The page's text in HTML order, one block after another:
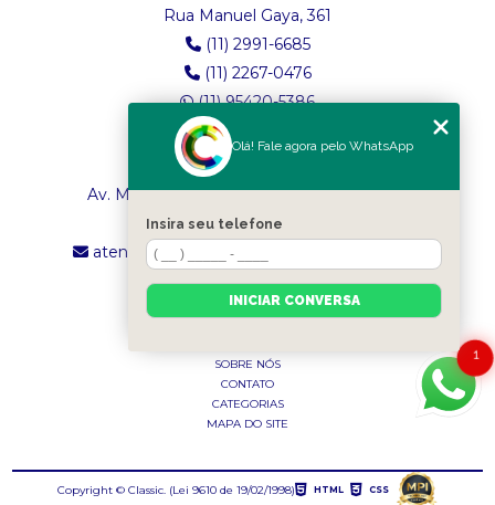
Rua Manuel Gaya, 361
(11) 2991-6685
(11) 2267-0476
(11) 95420-5386
LOJA 2
Av. Maria Amália Lopes de Azevedo, 4260
(11) 2241-8434
atendimento.classictexturas@outlook.com
MENU
SOBRE NÓS
CONTATO
CATEGORIAS
MAPA DO SITE
Copyright © Classic. (Lei 9610 de 19/02/1998) HTML CSS
1
Olá! Fale agora pelo WhatsApp
Insira seu telefone
INICIAR CONVERSA